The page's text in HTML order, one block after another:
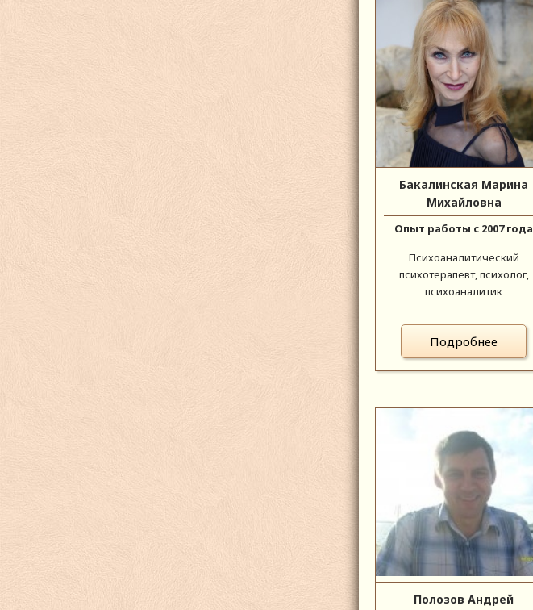
Бакалинская Марина
Михайловна
Опыт работы с 2007 года
Психоаналитический
психотерапевт, психолог,
психоаналитик
Подробнее
Полозов Андрей